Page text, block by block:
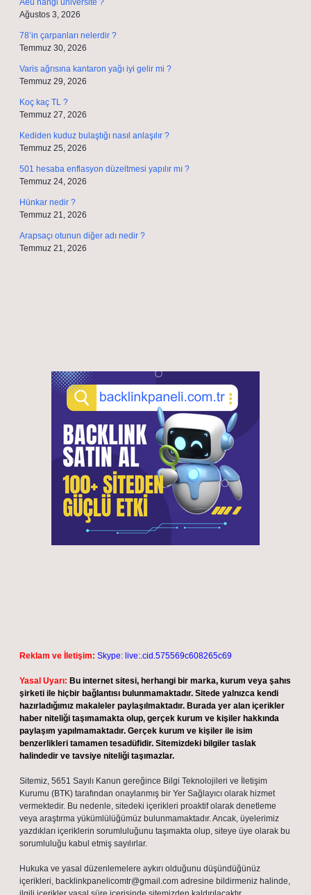
Aeü hangi üniversite ?
Ağustos 3, 2026
78’in çarpanları nelerdir ?
Temmuz 30, 2026
Varis ağrısına kantaron yağı iyi gelir mi ?
Temmuz 29, 2026
Koç kaç TL ?
Temmuz 27, 2026
Kediden kuduz bulaştığı nasıl anlaşılır ?
Temmuz 25, 2026
501 hesaba enflasyon düzeltmesi yapılır mı ?
Temmuz 24, 2026
Hünkar nedir ?
Temmuz 21, 2026
Arapsaçı otunun diğer adı nedir ?
Temmuz 21, 2026
Reklam ve İletişim: Skype: live:.cid.575569c608265c69
Yasal Uyarı: Bu internet sitesi, herhangi bir marka, kurum veya şahıs
şirketi ile hiçbir bağlantısı bulunmamaktadır. Sitede yalnızca kendi
hazırladığımız makaleler paylaşılmaktadır. Burada yer alan içerikler
haber niteliği taşımamakta olup, gerçek kurum ve kişiler hakkında
paylaşım yapılmamaktadır. Gerçek kurum ve kişiler ile isim
benzerlikleri tamamen tesadüfidir. Sitemizdeki bilgiler taslak
halindedir ve tavsiye niteliği taşımazlar.
Sitemiz, 5651 Sayılı Kanun gereğince Bilgi Teknolojileri ve İletişim
Kurumu (BTK) tarafından onaylanmış bir Yer Sağlayıcı olarak hizmet
vermektedir. Bu nedenle, sitedeki içerikleri proaktif olarak denetleme
veya araştırma yükümlülüğümüz bulunmamaktadır. Ancak, üyelerimiz
yazdıkları içeriklerin sorumluluğunu taşımakta olup, siteye üye olarak bu
sorumluluğu kabul etmiş sayılırlar.
Hukuka ve yasal düzenlemelere aykırı olduğunu düşündüğünüz
içerikleri, backlinkpanelicomtr@gmail.com adresine bildirmeniz halinde,